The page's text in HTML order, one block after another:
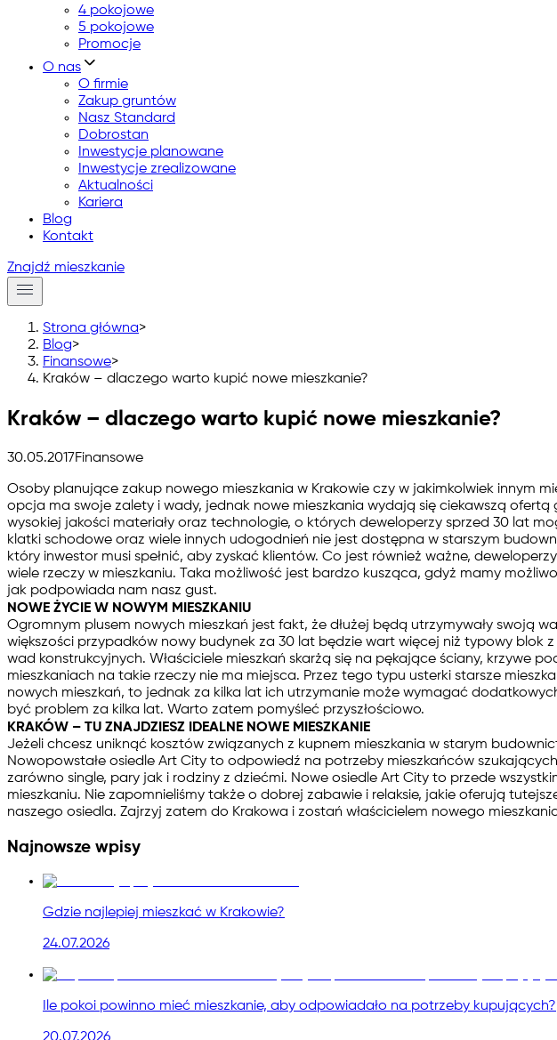
4 pokojowe
5 pokojowe
Promocje
O nas
O firmie
Zakup gruntów
Nasz Standard
Dobrostan
Inwestycje planowane
Inwestycje zrealizowane
Aktualności
Kariera
Blog
Kontakt
Znajdź mieszkanie
Strona główna>
Blog>
Finansowe>
Kraków – dlaczego warto kupić nowe mieszkanie?
Kraków – dlaczego warto kupić nowe mieszkanie?
30.05.2017Finansowe
Osoby planujące zakup nowego mieszkania w Krakowie czy w jakimkolwiek innym
opcja ma swoje zalety i wady, jednak nowe mieszkania wydają się ciekawszą
wysokiej jakości materiały oraz technologie, o których deweloperzy sprzed 30 lat
klatki schodowe oraz wiele innych udogodnień nie jest dostępna w starszym
który inwestor musi spełnić, aby zyskać klientów. Co jest również ważne,
wiele rzeczy w mieszkaniu. Taka możliwość jest bardzo kusząca, gdyż mamy
jak podpowiada nam nasz gust.
NOWE ŻYCIE W NOWYM MIESZKANIU
Ogromnym plusem nowych mieszkań jest fakt, że dłużej będą utrzymywały swoją
większości przypadków nowy budynek za 30 lat będzie wart więcej niż typowy blok
wad konstrukcyjnych. Właściciele mieszkań skarżą się na pękające ściany, krzywe
mieszkaniach na takie rzeczy nie ma miejsca. Przez tego typu usterki starsze
nowych mieszkań, to jednak za kilka lat ich utrzymanie może wymagać
być problem za kilka lat. Warto zatem pomyśleć przyszłościowo.
KRAKÓW – TU ZNAJDZIESZ IDEALNE NOWE MIESZKANIE
Jeżeli chcesz uniknąć kosztów związanych z kupnem mieszkania w starym
Nowopowstałe osiedle Art City to odpowiedź na potrzeby mieszkańców
zarówno single, pary jak i rodziny z dziećmi. Nowe osiedle Art City to przede
mieszkaniu. Nie zapomnieliśmy także o dobrej zabawie i relaksie, jakie oferują
naszego osiedla. Zajrzyj zatem do Krakowa i zostań właścicielem nowego
Najnowsze wpisy
Gdzie najlepiej mieszkać w Krakowie?
24.07.2026
Ile pokoi powinno mieć mieszkanie, aby odpowiadało na potrzeby kupujących?